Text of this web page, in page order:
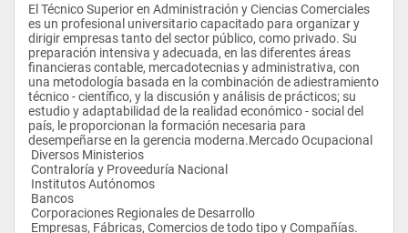
El Técnico Superior en Administración y Ciencias Comerciales
es un profesional universitario capacitado para organizar y
dirigir empresas tanto del sector público, como privado. Su
preparación intensiva y adecuada, en las diferentes áreas
financieras contable, mercadotecnias y administrativa, con
una metodología basada en la combinación de adiestramiento
técnico - científico, y la discusión y análisis de prácticos; su
estudio y adaptabilidad de la realidad económico - social del
país, le proporcionan la formación necesaria para
desempeñarse en la gerencia moderna.Mercado Ocupacional
Diversos Ministerios
Contraloría y Proveeduría Nacional
Institutos Autónomos
Bancos
Corporaciones Regionales de Desarrollo
Empresas, Fábricas, Comercios de todo tipo y Compañías.